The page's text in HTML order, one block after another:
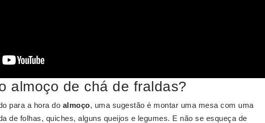
almoço de chá de fraldas?
para a hora do almoço, uma sugestão é montar uma mesa com uma
de folhas, quiches, alguns queijos e legumes. E não se esqueça de